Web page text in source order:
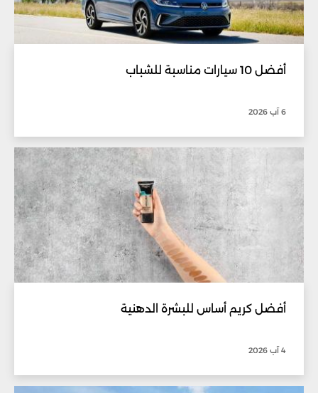
أفضل 10 سيارات مناسبة للشباب
6 آب 2026
أفضل كريم أساس للبشرة الدهنية
4 آب 2026